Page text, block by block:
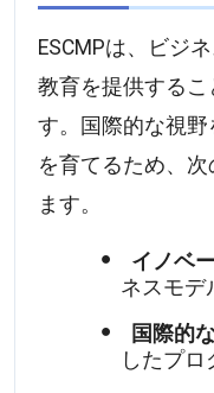
ESCMPは、ビジ
教育を提供する
す。国際的な視
を育てるため、
ます。
イノベ
ネスモデ
国際的
したプロ